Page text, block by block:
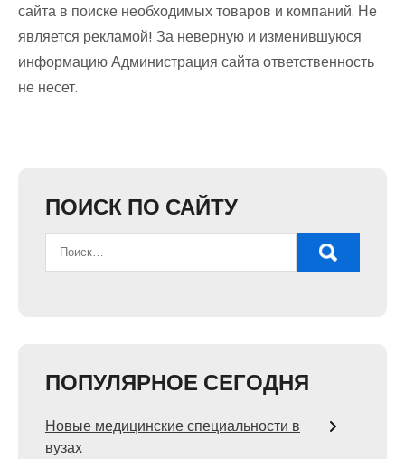
сайта в поиске необходимых товаров и компаний. Не
является рекламой! За неверную и изменившуюся
информацию Администрация сайта ответственность
не несет.
ПОИСК ПО САЙТУ
ПОПУЛЯРНОЕ СЕГОДНЯ
Новые медицинские специальности в
вузах